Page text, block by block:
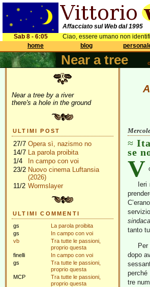
Affacciato sul Web dal 1995
Sab 8 - 6:05
Ciao, essere umano non
home
blog
Near a tree
Near a tree by a river
there's a hole in the ground
ULTIMI POST
27/7 Opera sì, nazismo no
14/7 La parola proibita
1/4
In campo con voi
23/2 Nuovo cinema Luftansia
(2026)
11/2 Wormslayer
ULTIMI COMMENTI
gs
La parola proibita
gs
In campo con voi
vb
Tra tutte le passioni,
proprio questa
finelli
In campo con voi
gs
Tra tutte le passioni,
proprio questa
MCP
Tra tutte le passioni,
proprio questa
se
V
tanto
dopo
perché
tre